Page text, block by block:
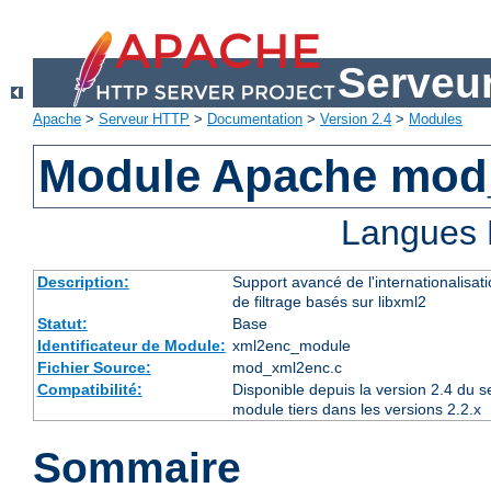
Apache > Serveur HTTP > Documentation > Version 2.4 > Modules
Module Apache
Description:
Support avancé de
de filtrage basés sur libxml2
Statut:
Base
Identificateur de Module: xml2enc_module
Fichier Source:
mod_xml2enc.c
Compatibilité:
Disponible depuis la version 2.4 du
module tiers dans les versions 2.2.x
Sommaire